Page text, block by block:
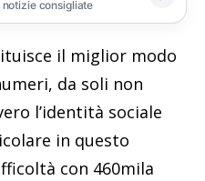
consigliate
il miglior modo
da soli non
l’identità sociale
in questo
con 460mila